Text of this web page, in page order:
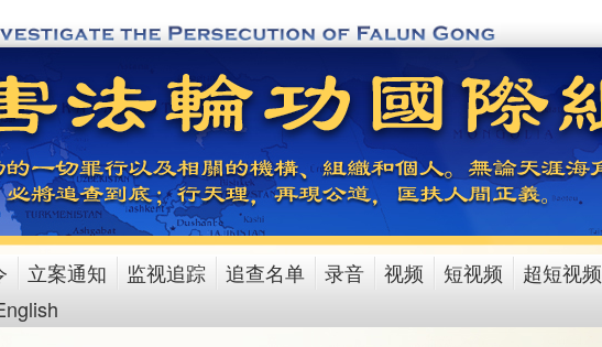
立案通知 监视追踪 追查名单 录音 视频 短视频 超短视频